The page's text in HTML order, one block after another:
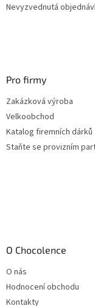
Nevyzvednutá
Pro firmy
Zakázková výroba
Velkoobchod
Katalog firemních dárků
Staňte se provizním
O Chocolence
O nás
Hodnocení obchodu
Kontakty